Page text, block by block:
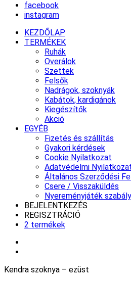
facebook
instagram
KEZDŐLAP
TERMÉKEK
Ruhák
Overálok
Szettek
Felsők
Nadrágok, szoknyák
Kabátok, kardigánok
Kiegészítők
Akció
EGYÉB
Fizetés és szállítás
Gyakori kérdések
Cookie Nyilatkozat
Adatvédelmi
Általános Szerződési
Csere / Visszaküldés
Nyereményjáték
BEJELENTKEZÉS
REGISZTRÁCIÓ
2 termékek
Kendra szoknya – ezüst